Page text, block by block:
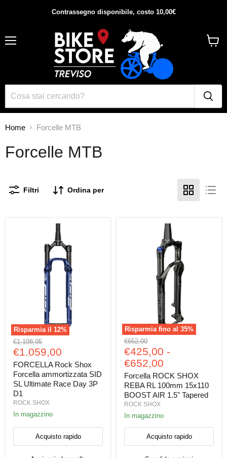
Contrassegno disponibile, costo 10,00€
Home Forcelle MTB
Forcelle MTB
Filtri Ordina per
Risparmia il 12%
FORCELLA
Rock
Shox
Forcella
ammortizzata
SID
SL
Ultimate
Race
Day
D1
Prezzo
originale
€1.198,95
Prezzo
attuale
€1.059,00
FORCELLA Rock Shox
Forcella ammortizzata SID
SL Ultimate Race Day 3P
D1
ROCK SHOX
In magazzino
Acquisto rapido
Risparmia fino al 35%
Forcella
ROCK
SHOX
REBA
RL
100mm
15x110
BOOST
AIR
1.5"
Tapered
Prezzo
originale
€652,00
€425,00 -
€652,00
Forcella ROCK SHOX
REBA RL 100mm 15x110
BOOST AIR 1.5" Tapered
ROCK SHOX
In magazzino
Acquisto rapido